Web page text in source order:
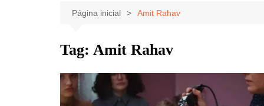
Celebridades
Música
Notícias
Clássicos
Página inicial Amit Rahav
Tag: Amit Rahav